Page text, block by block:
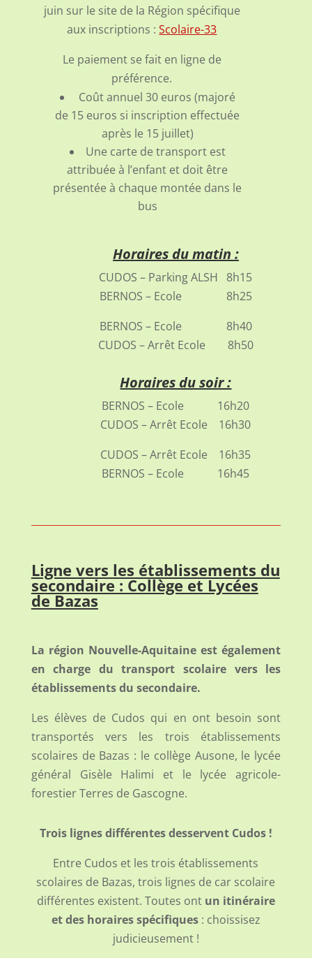
juin sur le site de la Région spécifique
aux inscriptions :Scolaire-33
Le paiement se fait en ligne de
préférence.
Coût annuel 30 euros (majoré
de 15 euros si inscription effectuée
après le 15 juillet)
Une carte de transport est
attribuée à l’enfant et doit être
présentée à chaque montée dans le
bus
Horaires du matin :
CUDOS – Parking ALSH 8h15
BERNOS – Ecole 8h25
BERNOS – Ecole 8h40
CUDOS – Arrêt Ecole 8h50
Horaires du soir :
BERNOS – Ecole 16h20
CUDOS – Arrêt Ecole 16h30
CUDOS – Arrêt Ecole 16h35
BERNOS – Ecole 16h45
Ligne vers les établissements du
secondaire : Collège et Lycées
de Bazas
La région Nouvelle-Aquitaine est également
en charge du transport scolaire vers les
établissements du secondaire.
Les élèves de Cudos qui en ont besoin sont
transportés vers les trois établissements
scolaires de Bazas : le collège Ausone, le lycée
général Gisèle Halimi et le lycée agricole-
forestier Terres de Gascogne.
Trois lignes différentes desservent Cudos !
Entre Cudos et les trois établissements
scolaires de Bazas, trois lignes de car scolaire
différentes existent. Toutes ont un itinéraire
et des horaires spécifiques: choissisez
judicieusement !